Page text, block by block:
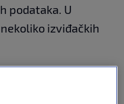
podataka. U
izviđačkih
učinkovito